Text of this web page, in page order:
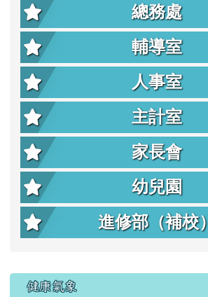
總務處
輔導室
人事室
主計室
家長會
幼兒園
進修部（補校）
右邊區域內容
健康氣象